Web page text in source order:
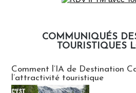
COMMUNIQUÉS
TOURISTIQUES
Comment l’IA de Destination
l’attractivité touristique